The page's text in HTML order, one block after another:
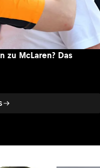
zu McLaren? Das